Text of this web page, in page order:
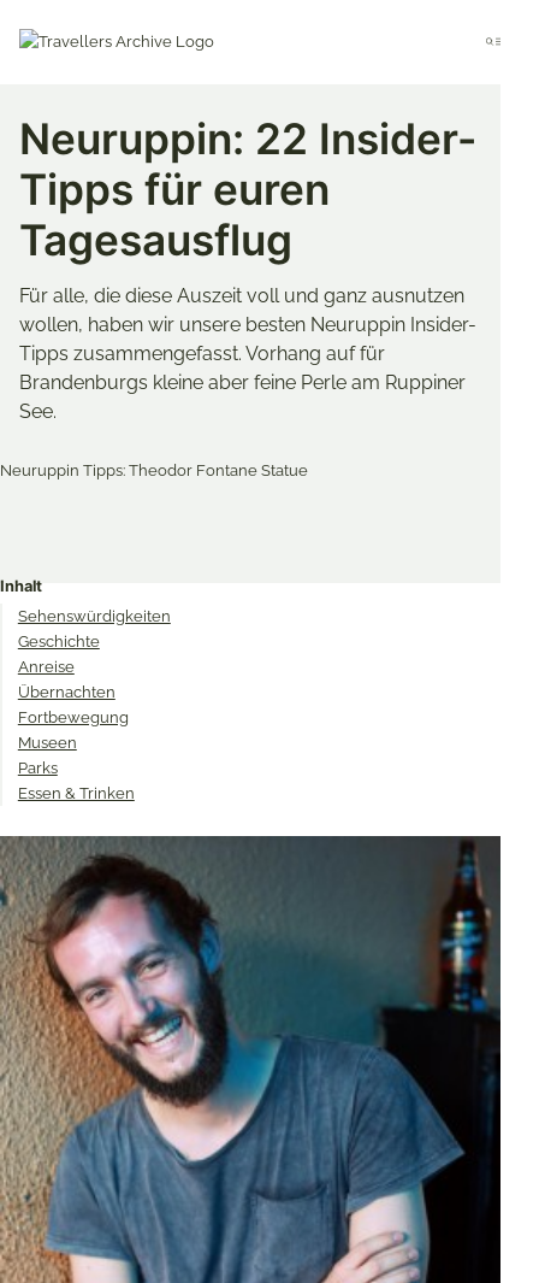
Menu
Neuruppin: 22 Insider-
Tipps für euren
Tagesausflug
Für alle, die diese Auszeit voll und ganz ausnutzen
wollen, haben wir unsere besten Neuruppin Insider-
Tipps zusammengefasst. Vorhang auf für
Brandenburgs kleine aber feine Perle am Ruppiner
See.
Twitter
Inhalt
Sehenswürdigkeiten
Geschichte
Anreise
Übernachten
Fortbewegung
Museen
Parks
Essen & Trinken